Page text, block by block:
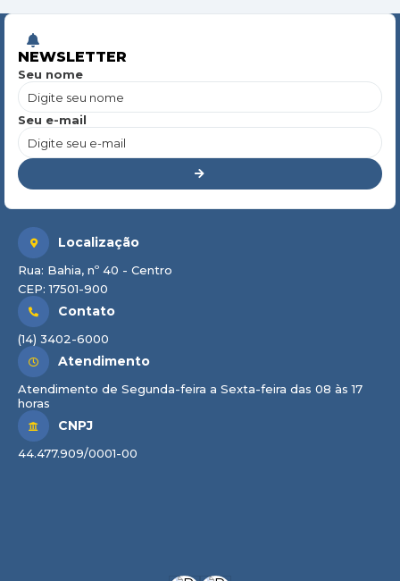
NEWSLETTER
Seu nome
Seu e-mail
Localização
Rua: Bahia, nº 40 - Centro
CEP: 17501-900
Contato
(14) 3402-6000
Atendimento
Atendimento de Segunda-feira a Sexta-feira das 08 às 17
horas
CNPJ
44.477.909/0001-00